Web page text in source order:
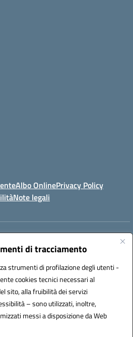
di tracciamento
strumenti di profilazione degli utenti -
cookies tecnici necessari al
sito, alla fruibilità dei servizi
– sono utilizzati, inoltre,
messi a disposizione da Web
Albo OnlinePrivacy Policy
Note legali
Email:anic82000a@istruzione.it
UFF6L6